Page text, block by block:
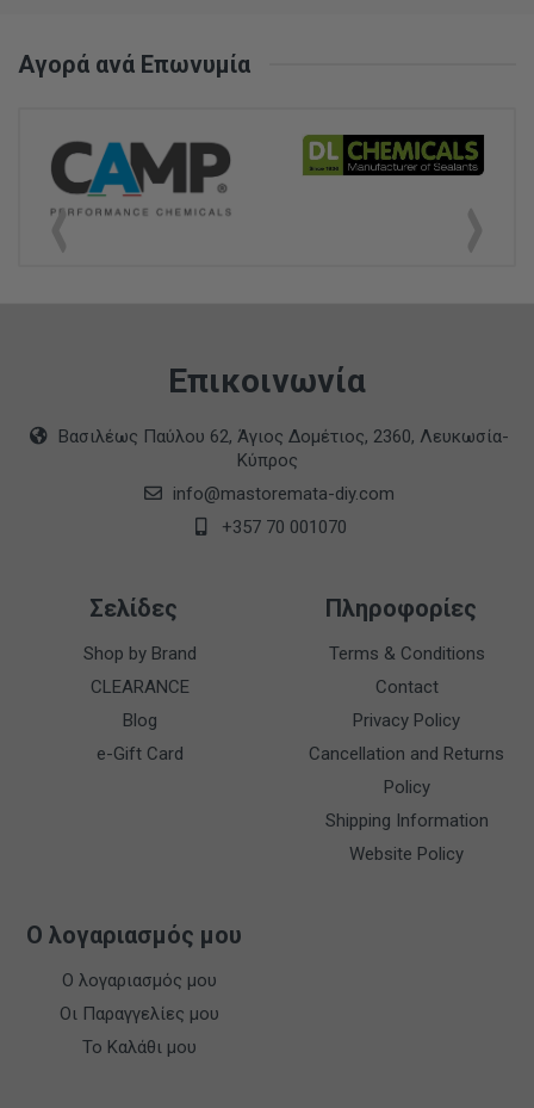
Αγορά ανά Επωνυμία
Επικοινωνία
Βασιλέως Παύλου 62, Άγιος Δομέτιος, 2360, Λευκωσία-
Κύπρος
info@mastoremata-diy.com
+357 70 001070
Σελίδες
Shop by Brand
CLEARANCE
Blog
e-Gift Card
Πληροφορίες
Terms & Conditions
Contact
Privacy Policy
Cancellation and Returns
Policy
Shipping Information
Website Policy
Ο λογαριασμός μου
Ο λογαριασμός μου
Οι Παραγγελίες μου
Το Καλάθι μου